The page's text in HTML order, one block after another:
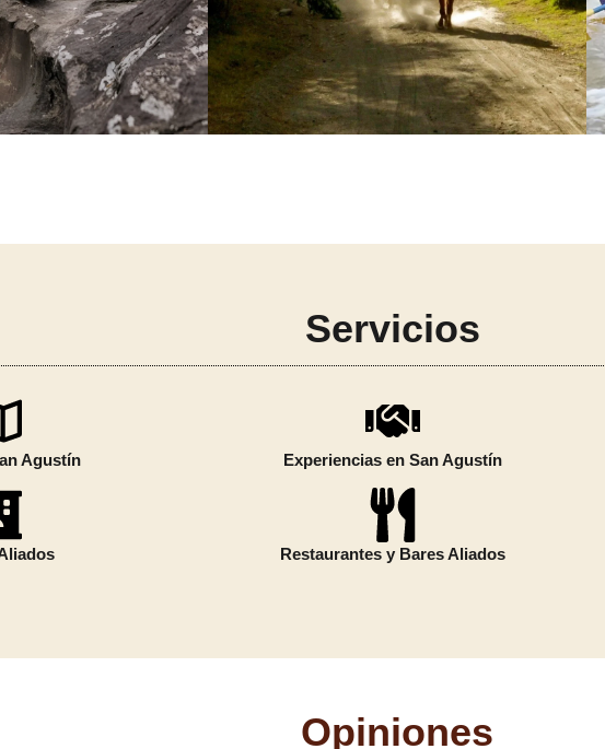
Servicios
Agustín Experiencias en San Agustín
Restaurantes y Bares Aliados
Opiniones